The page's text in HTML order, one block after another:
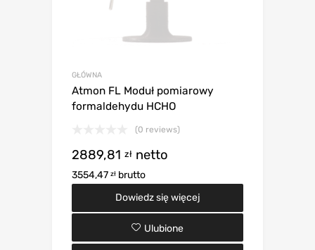
GŁÓWNA
Atmon FL Moduł pomiarowy
formaldehydu HCHO
(0 reviews)
2889,81 zł netto
3554,47 zł brutto
Dowiedz się więcej
Ulubione